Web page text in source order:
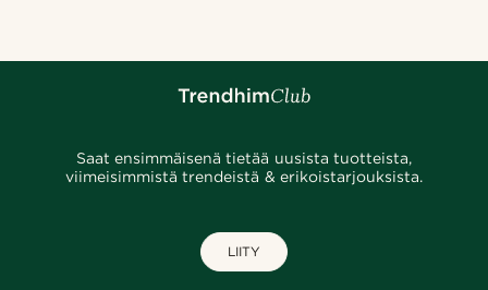
Saat ensimmäisenä tietää uusista tuotteista,
viimeisimmistä trendeistä & erikoistarjouksista.
LIITY